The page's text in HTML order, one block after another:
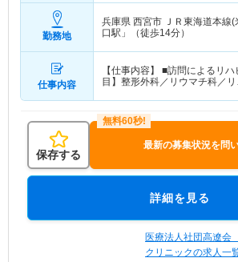
勤務地
兵庫県 西宮市 ＪＲ東海道本線
口駅」（徒歩14分）
仕事内容
【仕事内容】 ■訪問によるリハビリ業
目】整形外科／リウマチ科／
保存する
最新の募集状況を問
詳細を見る
医療法人社団高遼
クリニックの求人一